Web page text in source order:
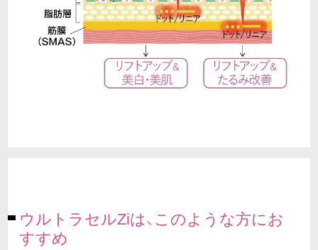
ウルトラセルZiは、このような方にお
すすめ